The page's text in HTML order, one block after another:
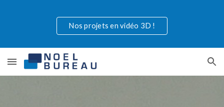
Skip to main content Skip to navigation
Nos projets en vidéo 3D !